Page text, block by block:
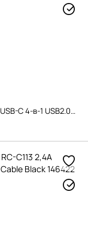
СolorWay USB-C 4-в-1 USB2.0х3/USB3.0